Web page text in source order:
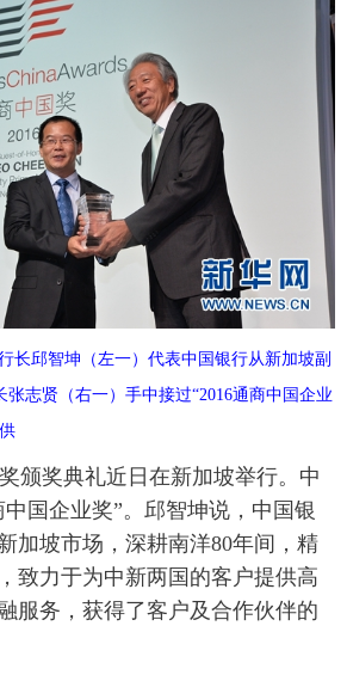
康 信息化
益 军事
影 新华广播
新华电视英文
长邱智坤（左一）代表中国银行从新加坡副
志贤（右一）手中接过“2016通商中国企业
颁奖典礼近日在新加坡举行。中
中国企业奖”。邱智坤说，中国银
加坡市场，深耕南洋80年间，精
致力于为中新两国的客户提供高
服务，获得了客户及合作伙伴的